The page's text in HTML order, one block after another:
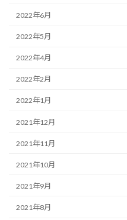
2022年6月
2022年5月
2022年4月
2022年2月
2022年1月
2021年12月
2021年11月
2021年10月
2021年9月
2021年8月